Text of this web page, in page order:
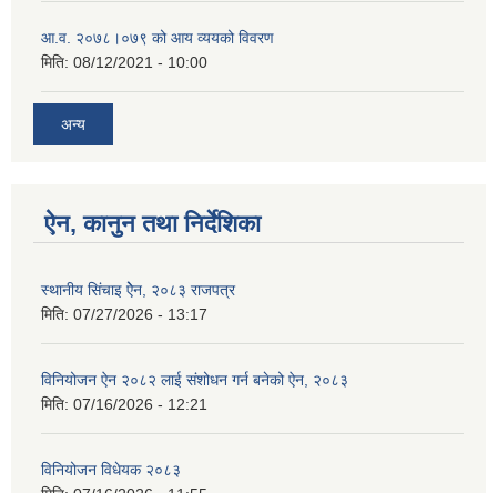
आ.व. २०७८।०७९ को आय व्ययको विवरण
मिति: 08/12/2021 - 10:00
अन्य
ऐन, कानुन तथा निर्देशिका
स्थानीय सिंचाइ ऐेन, २०८३ राजपत्र
मिति: 07/27/2026 - 13:17
विनियोजन ऐन २०८२ लाई संशोधन गर्न बनेको ऐन, २०८३
मिति: 07/16/2026 - 12:21
विनियोजन विधेयक २०८३